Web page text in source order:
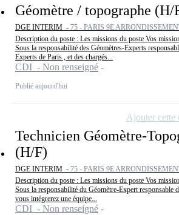
Géomètre / topographe (H/
DGE INTERIM - 75 - PARIS 9E
Description du poste : Les missions du poste Vos
Sous la responsabilité des Géomètres-Experts
Experts de Paris , et des chargés...
CDI - Non renseigné
Publié aujourd'hui
Technicien Géomètre-
(H/F)
DGE INTERIM - 75 - PARIS 9E
Description du poste : Les missions du poste Vos
Sous la responsabilité du Géomètre-Expert responsable
vous intégrerez une équipe...
CDI - Non renseigné
Ajouter cette